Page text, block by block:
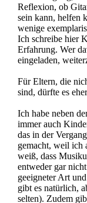
Reflexion, ob
sein kann, helfen
wenige
Ich schreibe hier
Erfahrung. Wer
eingeladen,
Für Eltern, die
sind, dürfte es
Ich habe neben
immer auch
das in der
gemacht, weil ich
weiß, dass
entweder gar
geeigneter Art
gibt es natürlich,
selten). Zudem